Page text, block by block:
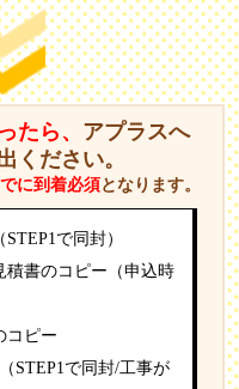
たら、 アプラスへ
ください。
に到着必須となります。
で同封）
積書のコピー（申込時
コピー
（STEP1で同封/工事が